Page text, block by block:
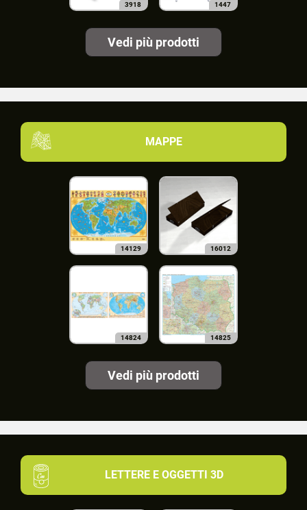
3918 1447
Vedi più prodotti
MAPPE
14129 16012
14824 14825
Vedi più prodotti
LETTERE E OGGETTI 3D